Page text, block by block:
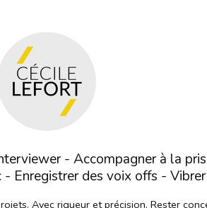
- Accompagner à la
Enregistrer des voix offs - Vibrer
Avec rigueur et précision. Rester